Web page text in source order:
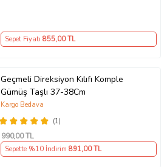
Sepet Fiyatı 855,00 TL
Geçmeli Direksiyon Kılıfı Komple
Gümüş Taşlı 37-38Cm
(1)
Kargo Bedava
990,00 TL
Sepette %10 İndirim 891,00 TL